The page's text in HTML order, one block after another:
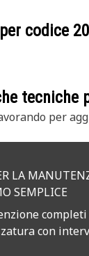
codice
tecniche
per
LA
SEMPLICE
con